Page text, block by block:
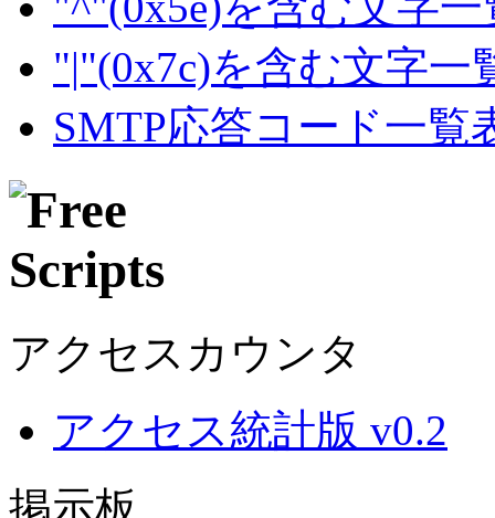
"|"(0x7c)を含む文字一
SMTP応答コード一覧
アクセスカウンタ
アクセス統計版 v0.2
掲示板